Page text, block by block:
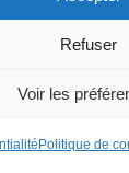
Refuser
Voir les
Politique de
est simple :
et